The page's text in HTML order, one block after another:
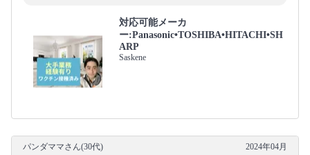
対応可能メーカ
ー:Panasonic•TOSHIBA•HITACHI•SH
ARP
Saskene
パンダママさん(30代) 2024年04月